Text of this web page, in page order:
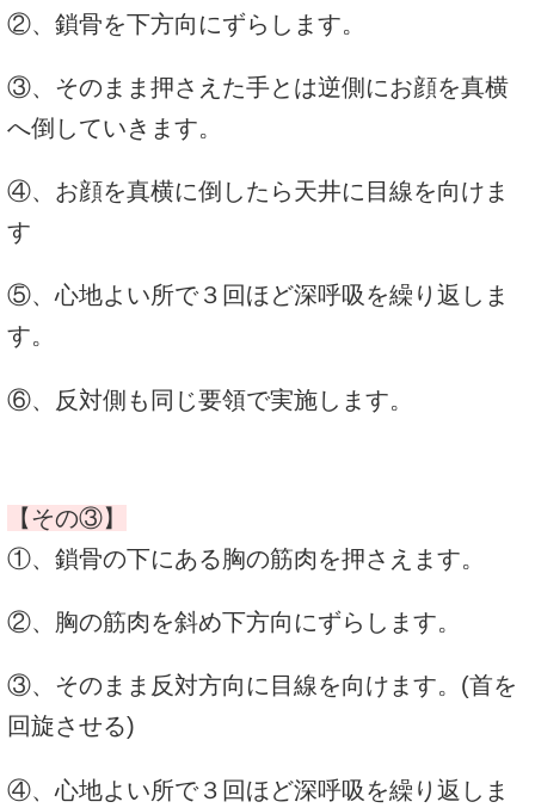
②、鎖骨を下方向にずらします。
③、そのまま押さえた手とは逆側にお顔を真横
へ倒していきます。
④、お顔を真横に倒したら天井に目線を向けま
す
⑤、心地よい所で３回ほど深呼吸を繰り返しま
す。
⑥、反対側も同じ要領で実施します。
【その③】
①、鎖骨の下にある胸の筋肉を押さえます。
②、胸の筋肉を斜め下方向にずらします。
③、そのまま反対方向に目線を向けます。(首を
回旋させる)
④、心地よい所で３回ほど深呼吸を繰り返しま